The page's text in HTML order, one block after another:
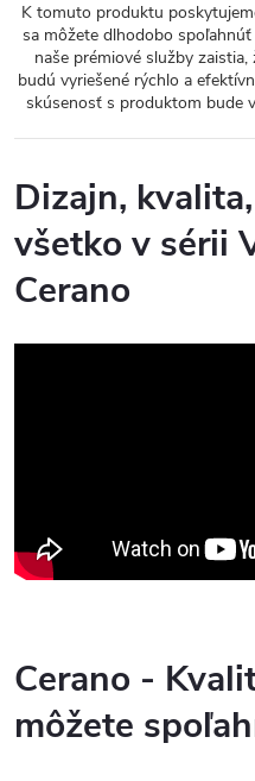
K tomuto produktu
sa môžete dlhodobo
naše prémiové služby
budú vyriešené rýchlo a
skúsenosť s produktom bude
Dizajn,
všetko v sérii
Cerano
Cerano -
môžete